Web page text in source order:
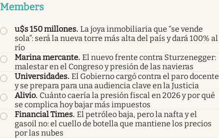
Members
u$s 150 millones. La joya inmobiliaria que “se vende
sola”: será la nueva torre más alta del país y dará 100% al
río
Marina mercante. El nuevo frente contra Sturzenegger:
malestar en el Congreso y presión de las navieras
Universidades. El Gobierno cargó contra el paro docente
y se prepara para una audiencia clave en la Justicia
Alivio. Cuánto caería la presión fiscal en 2026 y por qué
se complica hoy bajar más impuestos
Financial Times. El petróleo baja, pero la nafta y el
gasoil no: el cuello de botella que mantiene los precios
por las nubes